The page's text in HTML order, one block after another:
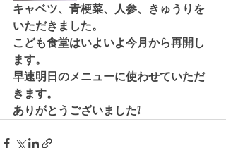
キャベツ、青梗菜、人参、きゅうりを
いただきました。
こども食堂はいよいよ今月から再開し
ます。
早速明日のメニューに使わせていただ
きます。
ありがとうございました❕